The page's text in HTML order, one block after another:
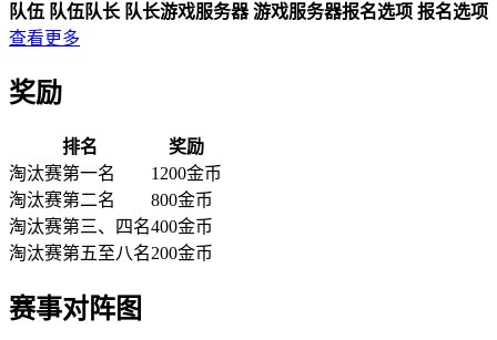
队伍 队伍队长 队长游戏服务器 游戏服务器报名选项 报名选项
查看更多
奖励
排名
奖励
淘汰赛第一名
1200金币
淘汰赛第二名
800金币
淘汰赛第三、四名400金币
淘汰赛第五至八名200金币
赛事对阵图